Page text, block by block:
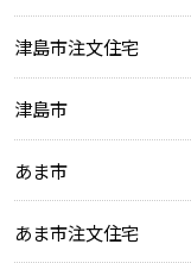
津島市注文住宅
津島市
あま市
あま市注文住宅